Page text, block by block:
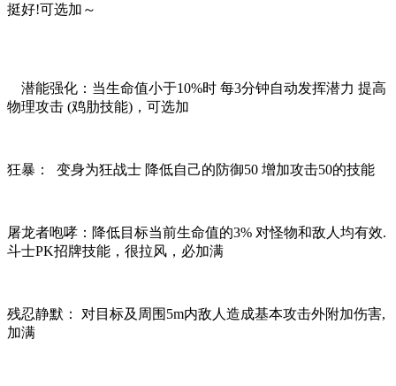
挺好!可选加～
潜能强化：当生命值小于10%时 每3分钟自动发挥潜力 提高
物理攻击 (鸡肋技能)，可选加
狂暴： 变身为狂战士 降低自己的防御50 增加攻击50的技能
屠龙者咆哮：降低目标当前生命值的3% 对怪物和敌人均有效.
斗士PK招牌技能，很拉风，必加满
残忍静默： 对目标及周围5m内敌人造成基本攻击外附加伤害,
加满